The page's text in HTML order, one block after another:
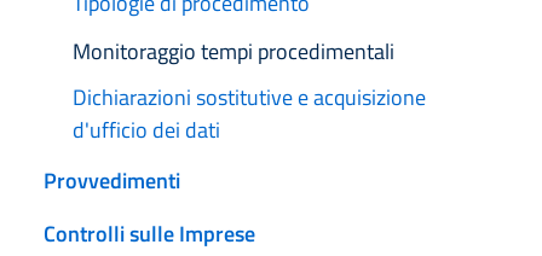
Monitoraggio tempi procedimentali
Dichiarazioni sostitutive e acquisizione
d'ufficio dei dati
Provvedimenti
Controlli sulle Imprese